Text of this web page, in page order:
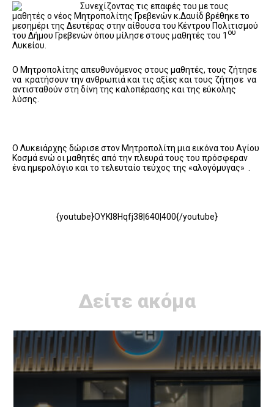
Συνεχίζοντας τις επαφές του με τους
μαθητές ο νέος Μητροπολίτης Γρεβενών κ.Δαυίδ βρέθηκε το
μεσημέρι της Δευτέρας στην αίθουσα του Κέντρου Πολιτισμού
του Δήμου Γρεβενών όπου μίλησε στους μαθητές του 1 ου
Λυκείου.
Ο Μητροπολίτης απευθυνόμενος στους μαθητές, τους ζήτησε
να κρατήσουν την ανθρωπιά και τις αξίες και τους ζήτησε να
αντισταθούν στη δίνη της καλοπέρασης και της εύκολης
λύσης.
Ο Λυκειάρχης δώρισε στον Μητροπολίτη μια εικόνα του Αγίου
Κοσμά ενώ οι μαθητές από την πλευρά τους του πρόσφεραν
ένα ημερολόγιο και το τελευταίο τεύχος της «αλογόμυγας» .
{youtube}OYKI8Hqfj38|640|400{/youtube}
Δείτε ακόμα